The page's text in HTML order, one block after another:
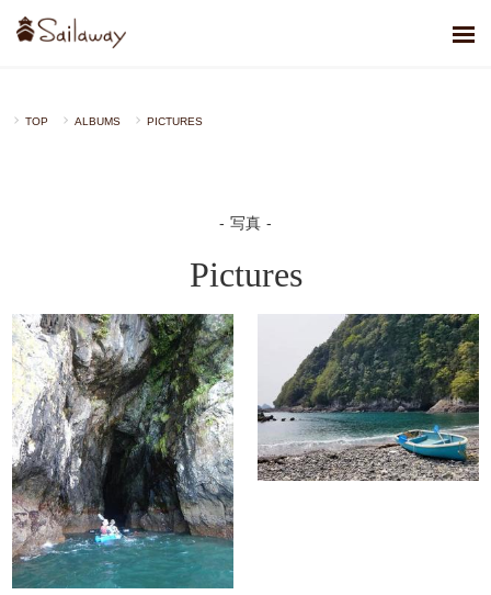
TOP ALBUMS PICTURES
写真
Pictures